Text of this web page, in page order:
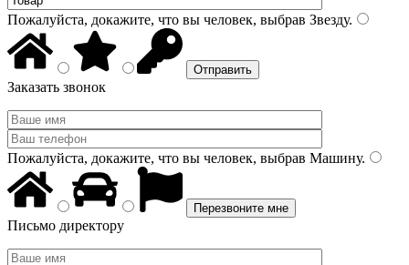
Пожалуйста, докажите, что вы человек, выбрав Звезду.
Заказать звонок
Пожалуйста, докажите, что вы человек, выбрав Машину.
Письмо директору